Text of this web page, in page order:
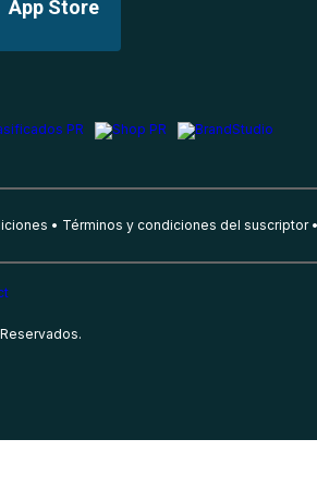
App Store
Términos y condiciones del suscriptor